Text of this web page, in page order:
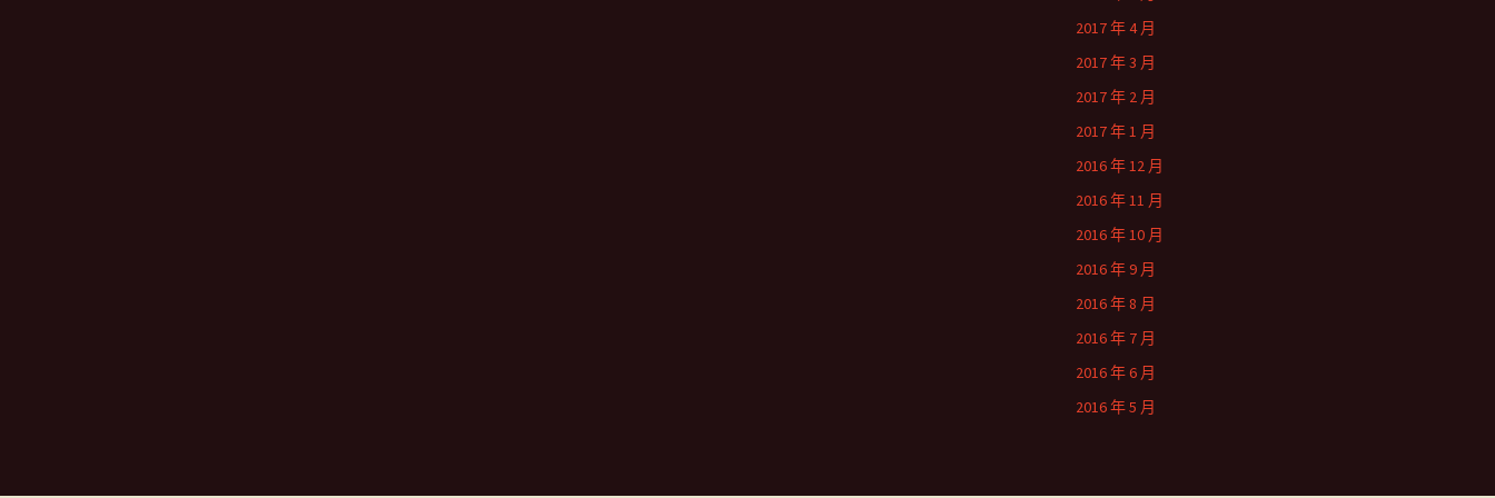
2017 年 4 月
2017 年 3 月
2017 年 2 月
2017 年 1 月
2016 年 12 月
2016 年 11 月
2016 年 10 月
2016 年 9 月
2016 年 8 月
2016 年 7 月
2016 年 6 月
2016 年 5 月